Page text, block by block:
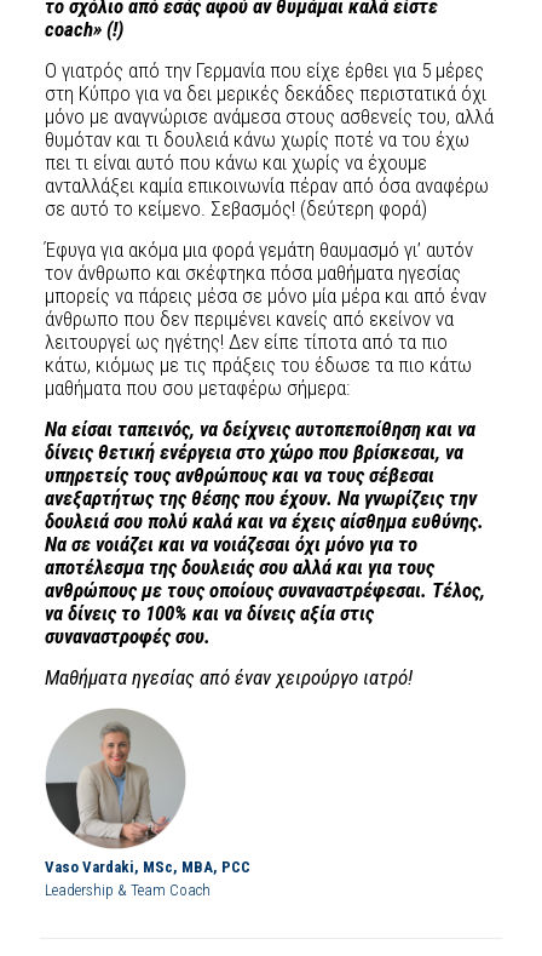
το σχόλιο από εσάς αφού αν θυμάμαι καλά είστε
coach» (!)
Ο γιατρός από την Γερμανία που είχε έρθει για 5 μέρες
στη Κύπρο για να δει μερικές δεκάδες περιστατικά όχι
μόνο με αναγνώρισε ανάμεσα στους ασθενείς του, αλλά
θυμόταν και τι δουλειά κάνω χωρίς ποτέ να του έχω
πει τι είναι αυτό που κάνω και χωρίς να έχουμε
ανταλλάξει καμία επικοινωνία πέραν από όσα αναφέρω
σε αυτό το κείμενο. Σεβασμός! (δεύτερη φορά)
Έφυγα για ακόμα μια φορά γεμάτη θαυμασμό γι’ αυτόν
τον άνθρωπο και σκέφτηκα πόσα μαθήματα ηγεσίας
μπορείς να πάρεις μέσα σε μόνο μία μέρα και από έναν
άνθρωπο που δεν περιμένει κανείς από εκείνον να
λειτουργεί ως ηγέτης! Δεν είπε τίποτα από τα πιο
κάτω, κιόμως με τις πράξεις του έδωσε τα πιο κάτω
μαθήματα που σου μεταφέρω σήμερα:
Να είσαι ταπεινός, να δείχνεις αυτοπεποίθηση και να
δίνεις θετική ενέργεια στο χώρο που βρίσκεσαι, να
υπηρετείς τους ανθρώπους και να τους σέβεσαι
ανεξαρτήτως της θέσης που έχουν. Να γνωρίζεις την
δουλειά σου πολύ καλά και να έχεις αίσθημα ευθύνης.
Να σε νοιάζει και να νοιάζεσαι όχι μόνο για το
αποτέλεσμα της δουλειάς σου αλλά και για τους
ανθρώπους με τους οποίους συναναστρέφεσαι. Τέλος,
να δίνεις το 100% και να δίνεις αξία στις
συναναστροφές σου.
Μαθήματα ηγεσίας από έναν χειρούργο ιατρό!
Vaso Vardaki, MSc, MBA, PCC
Leadership & Team Coach